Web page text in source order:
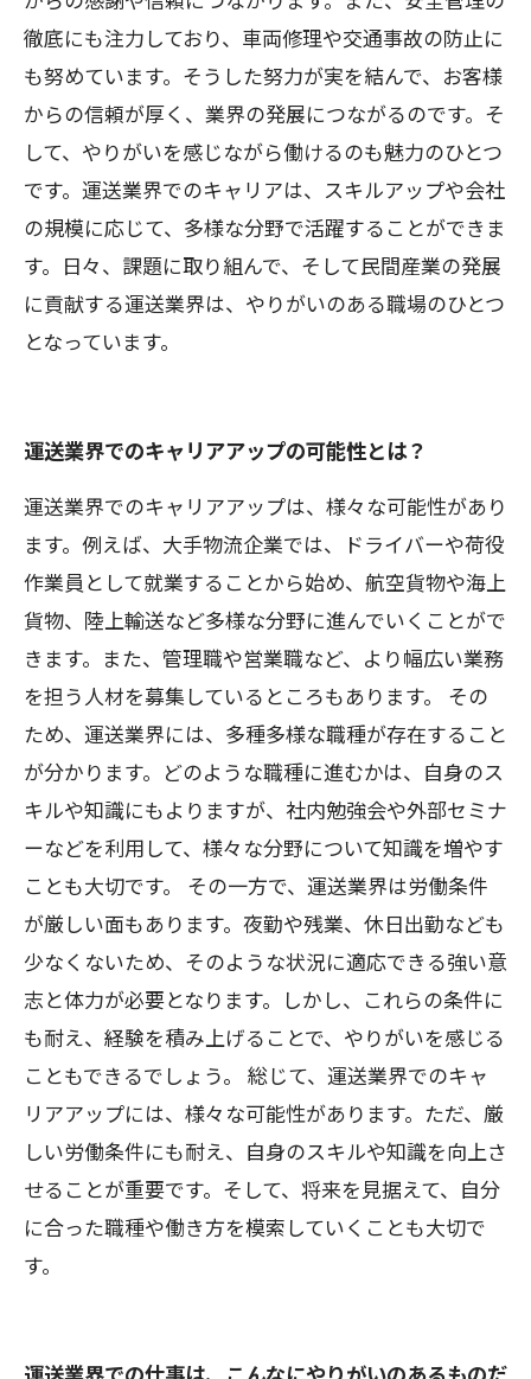
徹底にも注力しており、車両修理や交通事故の防止に
も努めています。そうした努力が実を結んで、お客様
からの信頼が厚く、業界の発展につながるのです。そ
して、やりがいを感じながら働けるのも魅力のひとつ
です。運送業界でのキャリアは、スキルアップや会社
の規模に応じて、多様な分野で活躍することができま
す。日々、課題に取り組んで、そして民間産業の発展
に貢献する運送業界は、やりがいのある職場のひとつ
となっています。
運送業界でのキャリアアップの可能性とは？
運送業界でのキャリアアップは、様々な可能性があり
ます。例えば、大手物流企業では、ドライバーや荷役
作業員として就業することから始め、航空貨物や海上
貨物、陸上輸送など多様な分野に進んでいくことがで
きます。また、管理職や営業職など、より幅広い業務
を担う人材を募集しているところもあります。 その
ため、運送業界には、多種多様な職種が存在すること
が分かります。どのような職種に進むかは、自身のス
キルや知識にもよりますが、社内勉強会や外部セミナ
ーなどを利用して、様々な分野について知識を増やす
ことも大切です。 その一方で、運送業界は労働条件
が厳しい面もあります。夜勤や残業、休日出勤なども
少なくないため、そのような状況に適応できる強い意
志と体力が必要となります。しかし、これらの条件に
も耐え、経験を積み上げることで、やりがいを感じる
こともできるでしょう。 総じて、運送業界でのキャ
リアアップには、様々な可能性があります。ただ、厳
しい労働条件にも耐え、自身のスキルや知識を向上さ
せることが重要です。そして、将来を見据えて、自分
に合った職種や働き方を模索していくことも大切で
す。